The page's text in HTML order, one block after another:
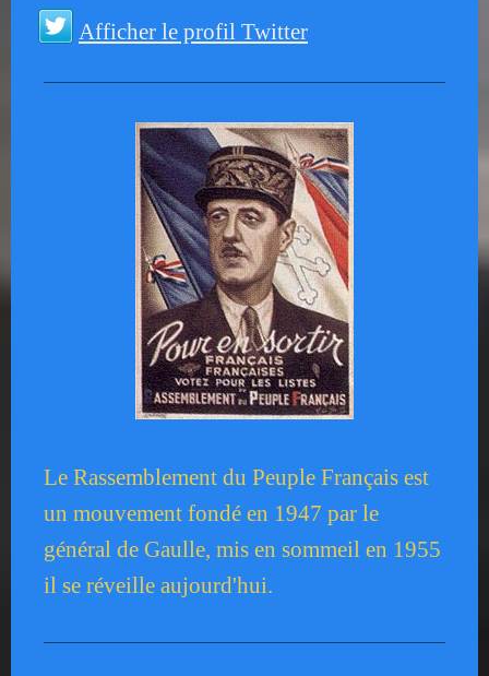
Afficher le profil Twitter
Le Rassemblement du Peuple Français est
un mouvement fondé en 1947 par le
général de Gaulle, mis en sommeil en 1955
il se réveille aujourd'hui.